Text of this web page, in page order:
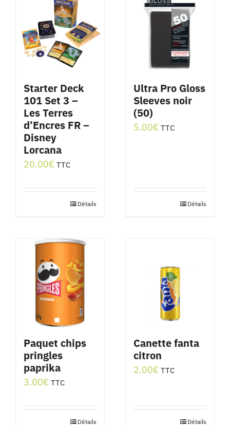
Starter Deck
101 Set 3 –
Les Terres
d’Encres FR –
Disney
Lorcana
20.00€ TTC
Détails
Ultra Pro Gloss
Sleeves noir
(50)
5.00€ TTC
Détails
Paquet chips
pringles
paprika
3.00€ TTC
Détails
Canette fanta
citron
2.00€ TTC
Détails